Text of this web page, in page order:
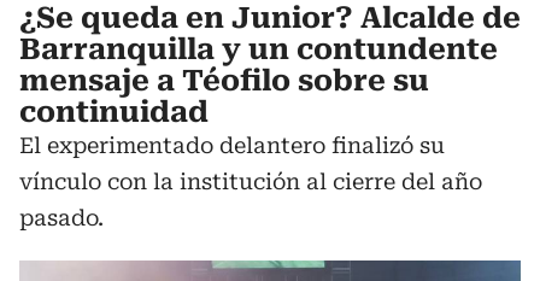
¿Se queda en Junior? Alcalde de
Barranquilla y un contundente
mensaje a Téofilo sobre su
continuidad
El experimentado delantero finalizó su
vínculo con la institución al cierre del año
pasado.